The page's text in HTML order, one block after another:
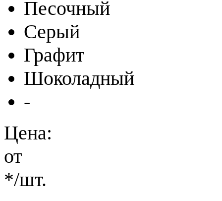
Песочный
Серый
Графит
Шоколадный
-
Цена:
от
*/шт.